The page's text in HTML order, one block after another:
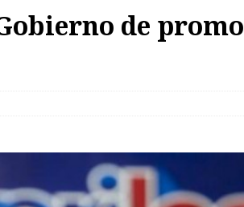
de